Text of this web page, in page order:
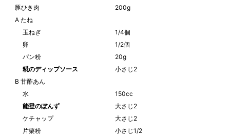
豚ひき肉
200g
A たね
玉ねぎ
1/4個
卵
1/2個
パン粉
20g
糀のディップソース
小さじ2
B 甘酢あん
水
150cc
能登のぽんず
大さじ2
ケチャップ
大さじ2
片栗粉
小さじ1/2